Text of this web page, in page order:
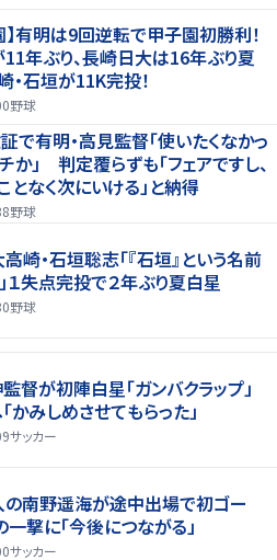
】有明は9回逆転で甲子園初勝利！
年ぶり、長崎日大は16年ぶり夏
・石垣が11K完投！
野球
で有明・高見監督「使いたくなかっ
か」 判定覆らずも「フェアですし、
となく次にいける」と納得
野球
高崎・石垣聡志「『石垣』という名前
１失点完投で２年ぶり夏白星
野球
監督が初陣白星「ガンバクラップ」
かみしめさせてもらった」
サッカー
の南野遥海が途中出場で初ゴー
一撃に「今後につながる」
サッカー